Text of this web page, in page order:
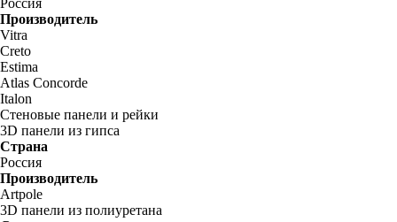
Россия
Производитель
Vitra
Creto
Estima
Atlas Concorde
Italon
Стеновые панели и рейки
3D панели из гипса
Страна
Россия
Производитель
Artpole
3D панели из полиуретана